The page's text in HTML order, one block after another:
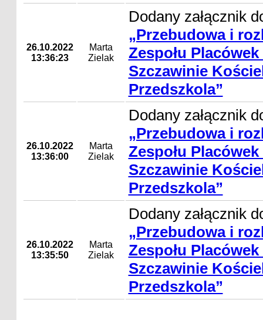
26.10.2022
13:36:23
Marta
Zielak
Dodany załącznik
„Przebudowa i
Zespołu
Szczawinie
Przedszkola”
26.10.2022
13:36:00
Marta
Zielak
Dodany załącznik
„Przebudowa i
Zespołu
Szczawinie
Przedszkola”
26.10.2022
13:35:50
Marta
Zielak
Dodany załącznik
„Przebudowa i
Zespołu
Szczawinie
Przedszkola”